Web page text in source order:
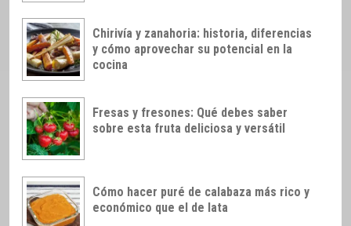
Chirivía y zanahoria: historia, diferencias
y cómo aprovechar su potencial en la
cocina
Fresas y fresones: Qué debes saber
sobre esta fruta deliciosa y versátil
Cómo hacer puré de calabaza más rico y
económico que el de lata